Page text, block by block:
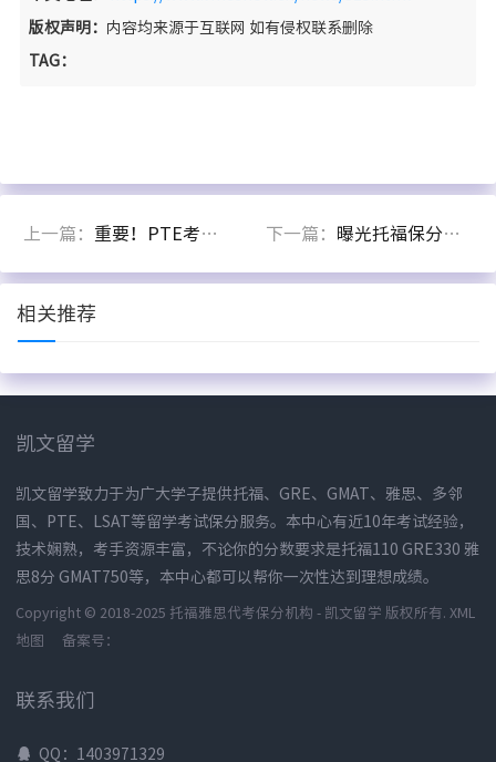
版权声明： 内容均来源于互联网 如有侵权联系删除
TAG：
上一篇： 重要！PTE考试全球官网改版啦！更简明更便捷更实用！ 下一篇： 曝光托福保分内幕！多少留学生在这上面栽了跟头？！
相关推荐
凯文留学
凯文留学致力于为广大学子提供托福、GRE、GMAT、雅思、多邻
国、PTE、LSAT等留学考试保分服务。本中心有近10年考试经验，
技术娴熟，考手资源丰富，不论你的分数要求是托福110 GRE330 雅
思8分 GMAT750等，本中心都可以帮你一次性达到理想成绩。
Copyright © 2018-2025 托福雅思代考保分机构 - 凯文留学 版权所有. XML
地图
备案号：
联系我们
QQ：1403971329